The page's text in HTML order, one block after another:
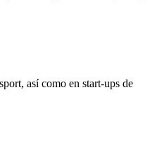
así como en start-ups de